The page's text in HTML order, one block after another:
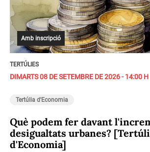
Amb inscripció
TERTÚLIES
DIMARTS 08 DE SETEMBRE DE 2026 - 14:00 H
Tertúlia d'Economia
Què podem fer davant
desigualtats urbanes?
d'Economia]